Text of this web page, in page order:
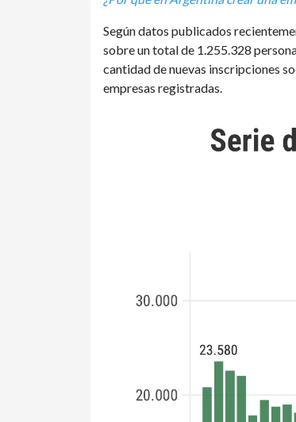
Según datos publicados
sobre un total de 1.255.328
cantidad de nuevas inscripciones
empresas registradas.